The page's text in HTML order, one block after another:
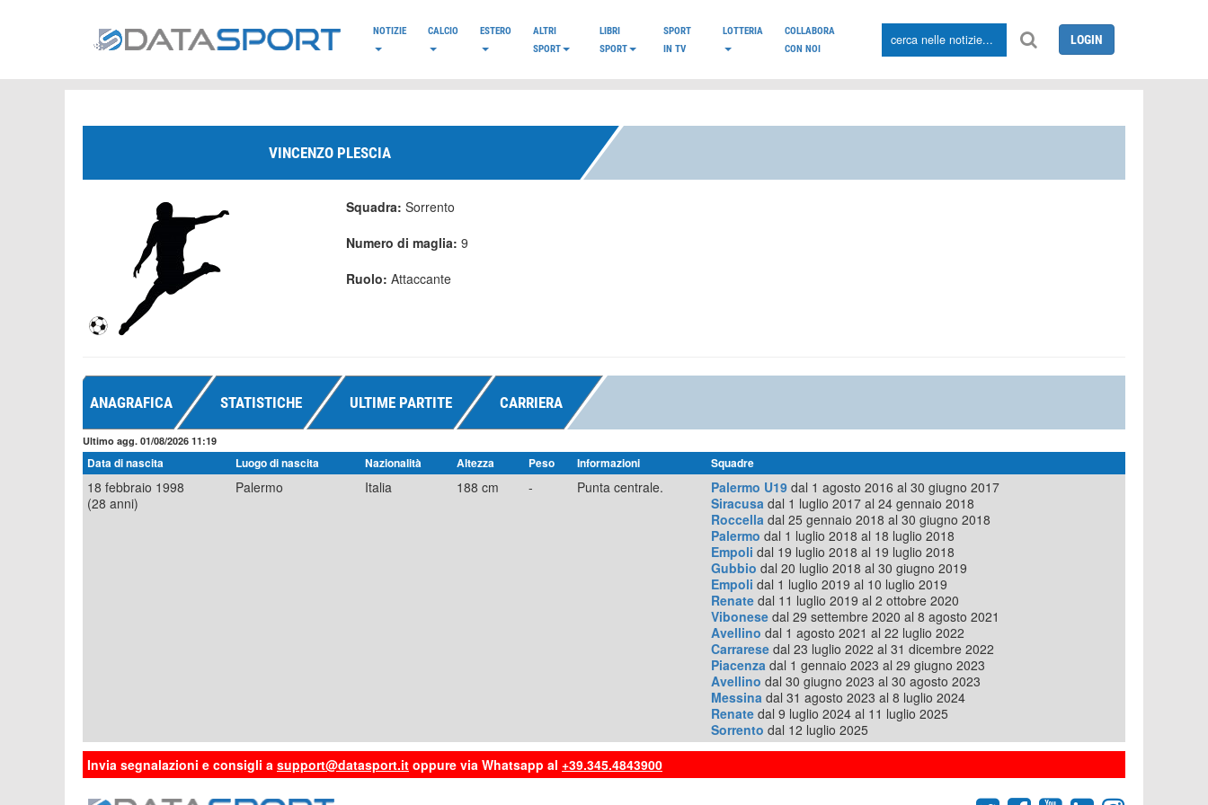
NOTIZIE CALCIO ESTERO
ALTRI
SPORT
LIBRI
SPORT
SPORT
IN TV
LOTTERIA
COLLABORA
CON NOI
LOGIN
VINCENZO PLESCIA
Squadra: Sorrento
Numero di maglia: 9
Ruolo: Attaccante
ANAGRAFICA STATISTICHE ULTIME PARTITE CARRIERA
Ultimo agg. 01/08/2026 11:19
Data di nascita Luogo di nascita Nazionalità Altezza Peso Informazioni Squadre
18 febbraio 1998
(28 anni)
Palermo Italia 188 cm - Punta centrale. Palermo U19 dal 1 agosto 2016 al 30 giugno 2017
Siracusa dal 1 luglio 2017 al 24 gennaio 2018
Roccella dal 25 gennaio 2018 al 30 giugno 2018
Palermo dal 1 luglio 2018 al 18 luglio 2018
Empoli dal 19 luglio 2018 al 19 luglio 2018
Gubbio dal 20 luglio 2018 al 30 giugno 2019
Empoli dal 1 luglio 2019 al 10 luglio 2019
Renate dal 11 luglio 2019 al 2 ottobre 2020
Vibonese dal 29 settembre 2020 al 8 agosto 2021
Avellino dal 1 agosto 2021 al 22 luglio 2022
Carrarese dal 23 luglio 2022 al 31 dicembre 2022
Piacenza dal 1 gennaio 2023 al 29 giugno 2023
Avellino dal 30 giugno 2023 al 30 agosto 2023
Messina dal 31 agosto 2023 al 8 luglio 2024
Renate dal 9 luglio 2024 al 11 luglio 2025
Sorrento dal 12 luglio 2025
Invia segnalazioni e consigli a support@datasport.it oppure via Whatsapp al +39.345.4843900